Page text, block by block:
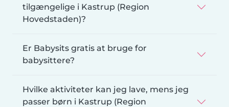
tilgængelige i Kastrup (Region
Hovedstaden)?
Er Babysits gratis at bruge for
babysittere?
Hvilke aktiviteter kan jeg lave, mens jeg
passer børn i Kastrup (Region